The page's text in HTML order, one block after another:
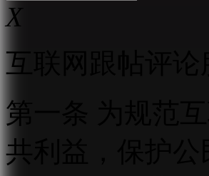
X
互联网跟帖评
第一条 为规范
共利益，保护